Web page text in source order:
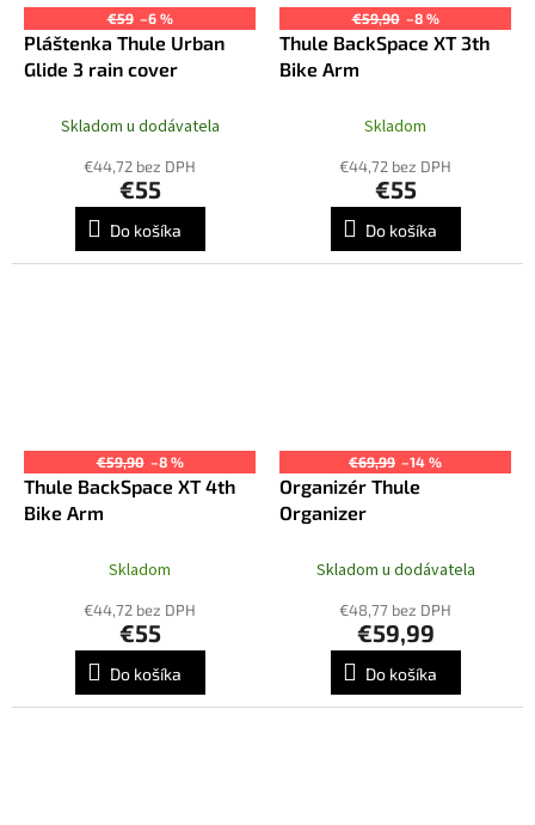
€59 –6 %
Pláštenka Thule Urban
Glide 3 rain cover
Skladom u dodávatela
€44,72 bez DPH
€55
Do košíka
€59,90 –8 %
Thule BackSpace XT 3th
Bike Arm
Skladom
€44,72 bez DPH
€55
Do košíka
€59,90 –8 %
Thule BackSpace XT 4th
Bike Arm
Skladom
€44,72 bez DPH
€55
Do košíka
€69,99 –14 %
Organizér Thule
Organizer
Skladom u dodávatela
€48,77 bez DPH
€59,99
Do košíka